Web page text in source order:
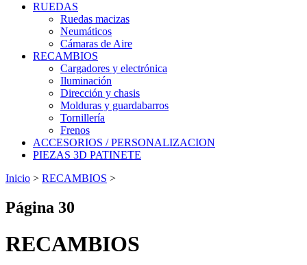
RUEDAS
Ruedas macizas
Neumáticos
Cámaras de Aire
RECAMBIOS
Cargadores y electrónica
Iluminación
Dirección y chasis
Molduras y guardabarros
Tornillería
Frenos
ACCESORIOS / PERSONALIZACION
PIEZAS 3D PATINETE
Inicio > RECAMBIOS >
Página 30
RECAMBIOS